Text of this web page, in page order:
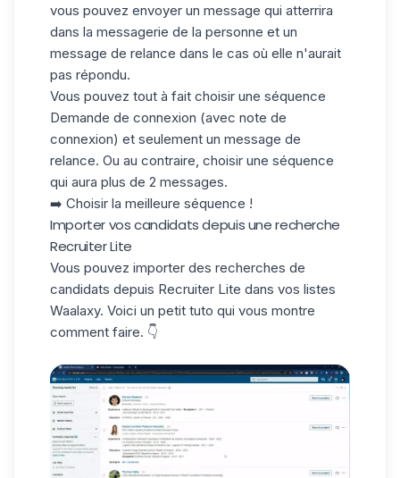
vous pouvez envoyer un message qui atterrira
dans la messagerie de la personne et un
message de relance dans le cas où elle n'aurait
pas répondu.
Vous pouvez tout à fait choisir une séquence
Demande de connexion (avec note de
connexion) et seulement un message de
relance. Ou au contraire, choisir une séquence
qui aura plus de 2 messages.
➡️ Choisir la meilleure séquence !
Importer vos candidats depuis une recherche
Recruiter Lite
Vous pouvez importer des recherches de
candidats depuis Recruiter Lite dans vos listes
Waalaxy. Voici un petit tuto qui vous montre
comment faire. 👇